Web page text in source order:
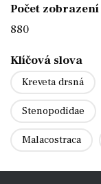
Počet zobrazení
880
Klíčová slova
Kreveta drsná
Stenopodidae
Malacostraca